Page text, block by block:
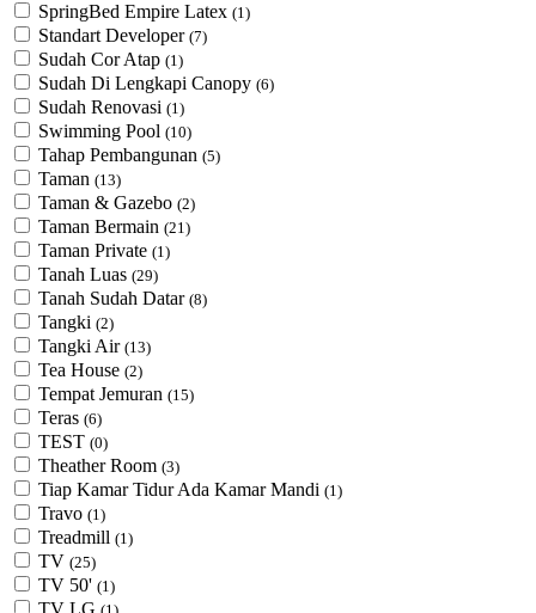
SpringBed Empire Latex (1)
Standart Developer (7)
Sudah Cor Atap (1)
Sudah Di Lengkapi Canopy (6)
Sudah Renovasi (1)
Swimming Pool (10)
Tahap Pembangunan (5)
Taman (13)
Taman & Gazebo (2)
Taman Bermain (21)
Taman Private (1)
Tanah Luas (29)
Tanah Sudah Datar (8)
Tangki (2)
Tangki Air (13)
Tea House (2)
Tempat Jemuran (15)
Teras (6)
TEST (0)
Theather Room (3)
Tiap Kamar Tidur Ada Kamar Mandi (1)
Travo (1)
Treadmill (1)
TV (25)
TV 50' (1)
TV LG